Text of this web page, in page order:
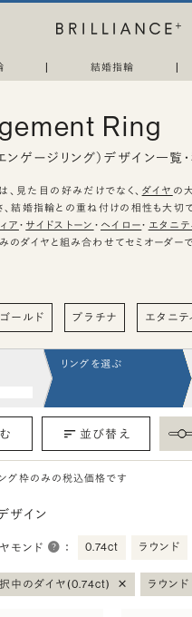
| 結婚指輪 |
Ring
ンゲージリング）デザイン一覧
、見た目の好みだけでなく、 ダイヤ の
結婚指輪との重ね付けの相性も大切
ア ・ サイドストーン ・ ヘイロー・ エタニテ
のダイヤと組み合わせてセミオーダーで
ゴールド プラチナ エタニテ
リングを選ぶ
並び替え
グ枠のみの税込価格です
ザイン
モンド ： 0.74ct ラウンド
中のダイヤ(0.74ct) × ラウンド